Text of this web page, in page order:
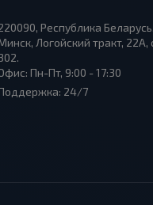
Республика
Логойский тракт, 22А,
Пн-Пт, 9:00 - 17:30
24/7